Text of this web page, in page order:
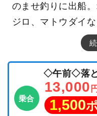
のませ釣りに出船
ジロ、マトウダイ
乗合
◇午前◇落
13,000
1,500